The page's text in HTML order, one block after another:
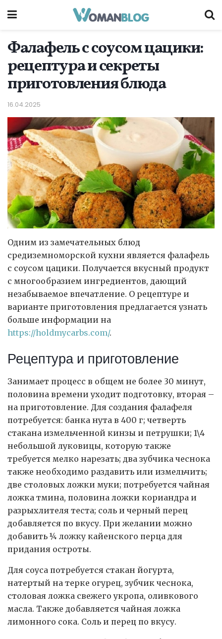
Фалафель с соусом цацики:
рецептура и секреты
приготовления блюда
16.04.2025
Одним из замечательных блюд
средиземноморской кухни является фалафель
с соусом цацики. Получается вкусный продукт
с многообразием ингредиентов, дающий
незабываемое впечатление. О рецептуре и
варианте приготовления предлагается узнать
больше информации на
https://holdmycarbs.com/.
Рецептура и приготовление
Занимает процесс в общем не более 30 минут,
половина времени уходит подготовку, вторая –
на приготовление. Для создания фалафеля
потребуется: банка нута в 400 г; четверть
стакана измельченной кинзы и петрушки; 1\4
небольшой луковицы, которую также
требуется мелко нарезать; два зубчика чеснока
также необходимо раздавить или измельчить;
две столовых ложки муки; потребуется чайная
ложка тмина, половина ложки кориандра и
разрыхлителя теста; соль и черный перец
добавляется по вкусу. При желании можно
добавить ¼ ложку кайенского перца для
придания остроты.
Для соуса потребуется стакан йогурта,
натертый на терке огурец, зубчик чеснока,
столовая ложка свежего укропа, оливкового
масла. Также добавляется чайная ложка
лимонного сока. Соль и перец по вкусу.